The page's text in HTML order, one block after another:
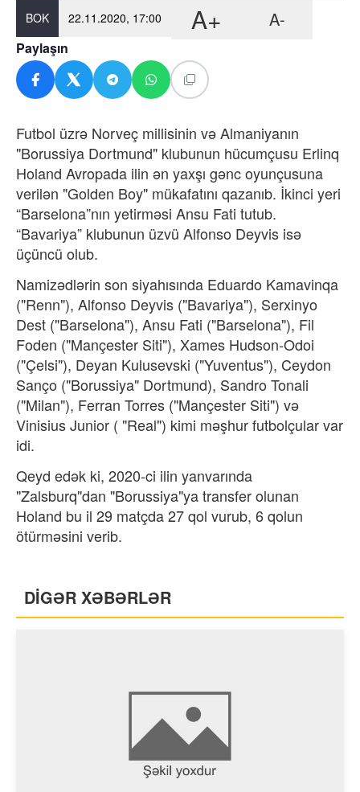
BOK 22.11.2020, 17:00 A+ A-
Paylaşın
Futbol üzrə Norveç millisinin və Almaniyanın
"Borussiya Dortmund" klubunun hücumçusu Erlinq
Holand Avropada ilin ən yaxşı gənc oyunçusuna
verilən "Golden Boy" mükafatını qazanıb. İkinci yeri
“Barselona”nın yetirməsi Ansu Fati tutub.
“Bavariya” klubunun üzvü Alfonso Deyvis isə
üçüncü olub.
Namizədlərin son siyahısında Eduardo Kamavinqa
("Renn"), Alfonso Deyvis ("Bavariya"), Serxinyo
Dest ("Barselona"), Ansu Fati ("Barselona"), Fil
Foden ("Mançester Siti"), Xames Hudson-Odoi
("Çelsi"), Deyan Kulusevski ("Yuventus"), Ceydon
Sanço ("Borussiya" Dortmund), Sandro Tonali
("Milan"), Ferran Torres ("Mançester Siti") və
Vinisius Junior ( "Real") kimi məşhur futbolçular var
idi.
Qeyd edək ki, 2020-ci ilin yanvarında
"Zalsburq"dan "Borussiya"ya transfer olunan
Holand bu il 29 matçda 27 qol vurub, 6 qolun
ötürməsini verib.
DİGƏR XƏBƏRLƏR